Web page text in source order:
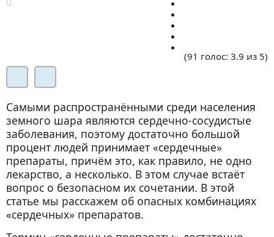
(91 голос: 3.9 из 5)
Самыми распространёнными среди населения
земного шара являются сердечно-сосудистые
заболевания, поэтому достаточно большой
процент людей принимает «сердечные»
препараты, причём это, как правило, не одно
лекарство, а несколько. В этом случае встаёт
вопрос о безопасном их сочетании. В этой
статье мы расскажем об опасных комбинациях
«сердечных» препаратов.